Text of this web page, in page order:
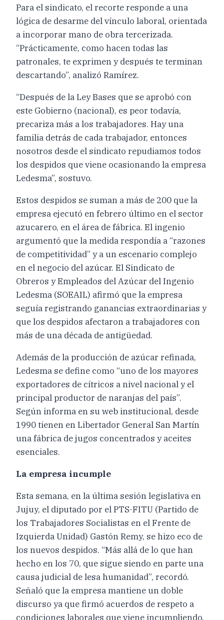
Para el sindicato, el recorte responde a una
lógica de desarme del vínculo laboral, orientada
a incorporar mano de obra tercerizada.
“Prácticamente, como hacen todas las
patronales, te exprimen y después te terminan
descartando”, analizó Ramírez.
“Después de la Ley Bases que se aprobó con
este Gobierno (nacional), es peor todavía,
precariza más a los trabajadores. Hay una
familia detrás de cada trabajador, entonces
nosotros desde el sindicato repudiamos todos
los despidos que viene ocasionando la empresa
Ledesma”, sostuvo.
Estos despidos se suman a más de 200 que la
empresa ejecutó en febrero último en el sector
azucarero, en el área de fábrica. El ingenio
argumentó que la medida respondía a “razones
de competitividad” y a un escenario complejo
en el negocio del azúcar. El Sindicato de
Obreros y Empleados del Azúcar del Ingenio
Ledesma (SOEAIL) afirmó que la empresa
seguía registrando ganancias extraordinarias y
que los despidos afectaron a trabajadores con
más de una década de antigüedad.
Además de la producción de azúcar refinada,
Ledesma se define como “uno de los mayores
exportadores de cítricos a nivel nacional y el
principal productor de naranjas del país”.
Según informa en su web institucional, desde
1990 tienen en Libertador General San Martín
una fábrica de jugos concentrados y aceites
esenciales.
La empresa incumple
Esta semana, en la última sesión legislativa en
Jujuy, el diputado por el PTS-FITU (Partido de
los Trabajadores Socialistas en el Frente de
Izquierda Unidad) Gastón Remy, se hizo eco de
los nuevos despidos. “Más allá de lo que han
hecho en los 70, que sigue siendo en parte una
causa judicial de lesa humanidad”, recordó.
Señaló que la empresa mantiene un doble
discurso ya que firmó acuerdos de respeto a
condiciones laborales que viene incumpliendo.